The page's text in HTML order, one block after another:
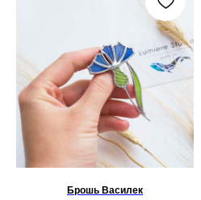
Брошь Василек